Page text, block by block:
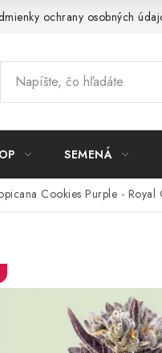
ochrany osobných
SEMENÁ
Cookies Purple - Royal